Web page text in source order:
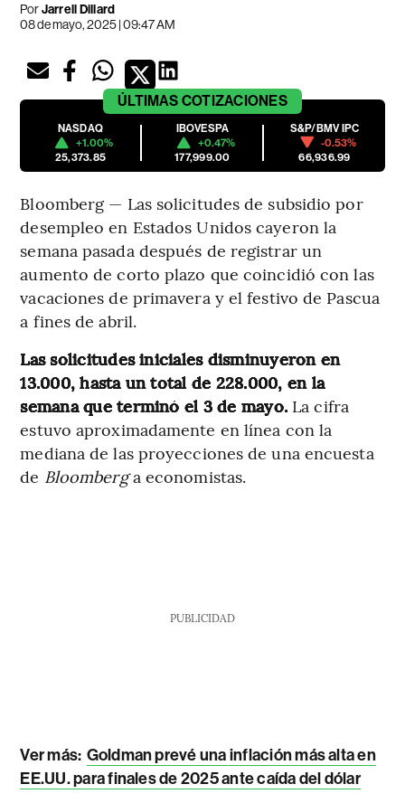
PorJarrell Dillard
08 de mayo, 2025 | 09:47 AM
ÚLTIMAS COTIZACIONES
NASDAQ
+1.00%
25,373.85
IBOVESPA
+0.47%
177,999.00
S&P/BMV IPC
-0.53%
66,936.99
Bloomberg — Las solicitudes de subsidio por
desempleo en Estados Unidos cayeron la
semana pasada después de registrar un
aumento de corto plazo que coincidió con las
vacaciones de primavera y el festivo de Pascua
a fines de abril.
Las solicitudes iniciales disminuyeron en
13.000, hasta un total de 228.000, en la
semana que terminó el 3 de mayo. La cifra
estuvo aproximadamente en línea con la
mediana de las proyecciones de una encuesta
de Bloomberga economistas.
PUBLICIDAD
Ver más: Goldman prevé una inflación más alta en
EE.UU. para finales de 2025 ante caída del dólar